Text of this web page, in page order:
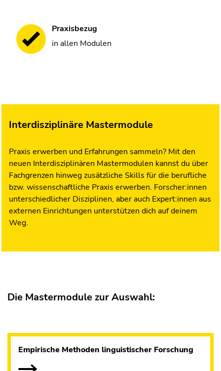
Praxisbezug
in allen Modulen
Interdisziplinäre Mastermodule
Praxis erwerben und Erfahrungen sammeln? Mit den
neuen Interdisziplinären Mastermodulen kannst du über
Fachgrenzen hinweg zusätzliche Skills für die berufliche
bzw. wissenschaftliche Praxis erwerben. Forscher:innen
unterschiedlicher Disziplinen, aber auch Expert:innen aus
externen Einrichtungen unterstützen dich auf deinem
Weg.
Die Mastermodule zur Auswahl:
Empirische Methoden linguistischer Forschung